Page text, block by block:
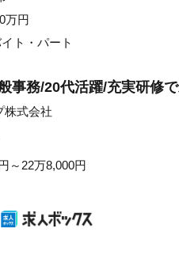
万円
ト・パート
事務/20代活躍/充実研修
株式会社
～22万8,000円